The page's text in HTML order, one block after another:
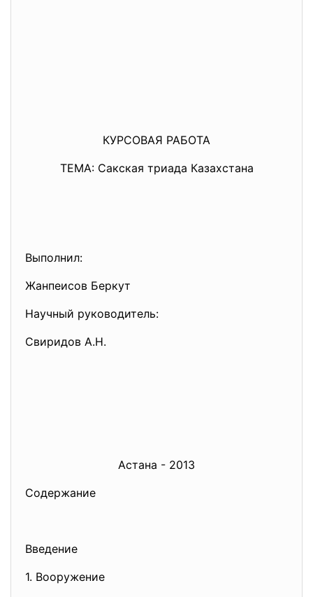
КУРСОВАЯ РАБОТА
ТЕМА: Сакская триада Казахстана
Выполнил:
Жанпеисов Беркут
Научный руководитель:
Свиридов А.Н.
Астана - 2013
Содержание
Введение
1. Вооружение